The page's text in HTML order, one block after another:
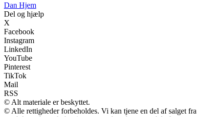
Dan Hjem
Del og hjælp
X
Facebook
Instagram
LinkedIn
YouTube
Pinterest
TikTok
Mail
RSS
© Alt materiale er beskyttet.
© Alle rettigheder forbeholdes. Vi kan tjene en del af salget fra